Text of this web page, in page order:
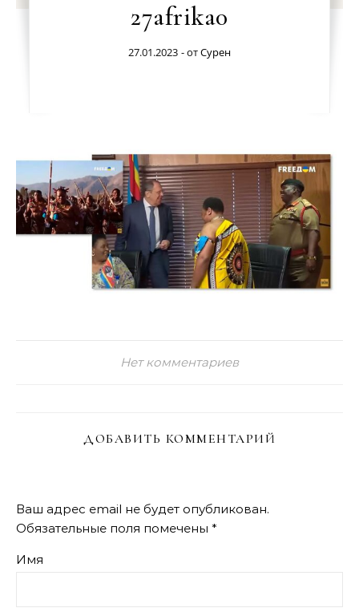
27afrika0
27.01.2023 - отСурен
Нет комментариев
ДОБАВИТЬ КОММЕНТАРИЙ
Ваш адрес email не будет опубликован.
Обязательные поля помечены *
Имя